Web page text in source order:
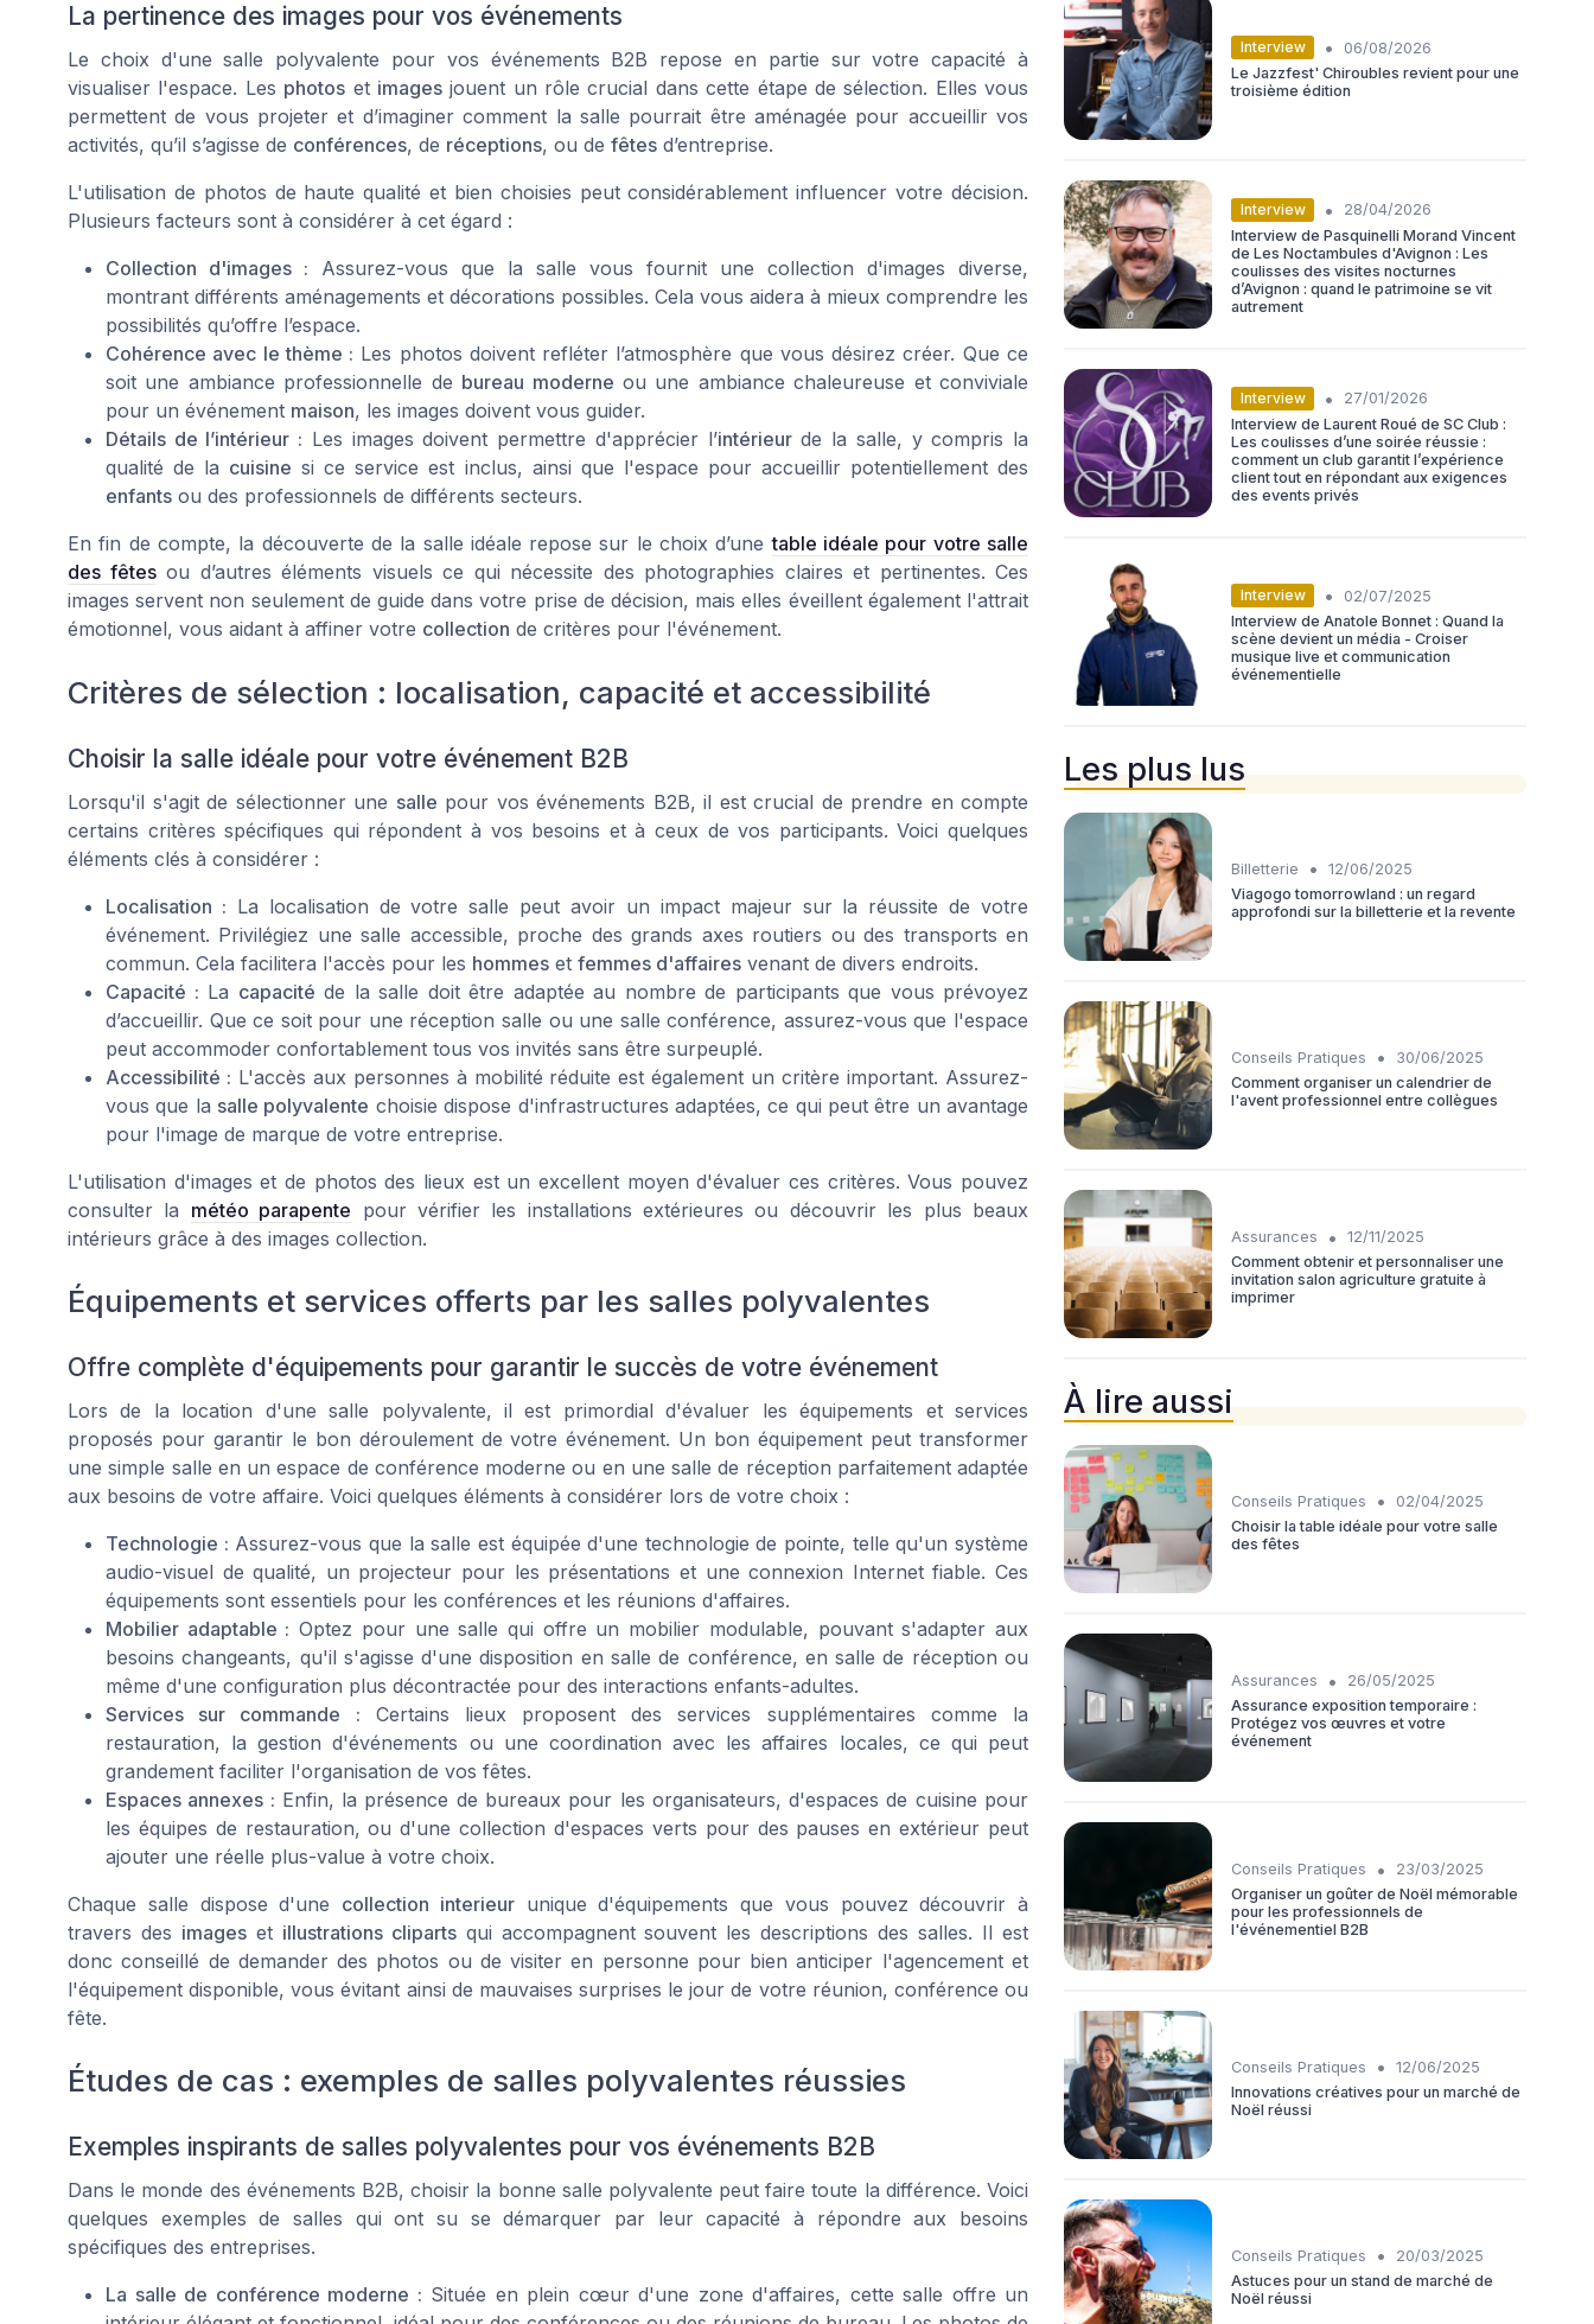
La pertinence des images pour vos événements
Le choix d'une salle polyvalente pour vos événements B2B repose en partie sur votre capacité à
visualiser l'espace. Les photos et imagesjouent un rôle crucial dans cette étape de sélection. Elles vous
permettent de vous projeter et d’imaginer comment la salle pourrait être aménagée pour accueillir vos
activités, qu’il s’agisse de conférences, de réceptions, ou de fêtes d’entreprise.
L'utilisation de photos de haute qualité et bien choisies peut considérablement influencer votre décision.
Plusieurs facteurs sont à considérer à cet égard :
Collection d'images : Assurez-vous que la salle vous fournit une collection d'images diverse,
montrant différents aménagements et décorations possibles. Cela vous aidera à mieux comprendre les
possibilités qu’offre l’espace.
Cohérence avec le thème : Les photos doivent refléter l’atmosphère que vous désirez créer. Que ce
soit une ambiance professionnelle de bureau moderne ou une ambiance chaleureuse et conviviale
pour un événement maison, les images doivent vous guider.
Détails de l’intérieur : Les images doivent permettre d'apprécier l’intérieurde la salle, y compris la
qualité de la cuisine si ce service est inclus, ainsi que l'espace pour accueillir potentiellement des
enfants ou des professionnels de différents secteurs.
En fin de compte, la découverte de la salle idéale repose sur le choix d’unetable idéale pour votre salle
des fêtesou d’autres éléments visuels ce qui nécessite des photographies claires et pertinentes. Ces
images servent non seulement de guide dans votre prise de décision, mais elles éveillent également l'attrait
émotionnel, vous aidant à affiner votre collection de critères pour l'événement.
Critères de sélection : localisation, capacité et accessibilité
Choisir la salle idéale pour votre événement B2B
Lorsqu'il s'agit de sélectionner une salle pour vos événements B2B, il est crucial de prendre en compte
certains critères spécifiques qui répondent à vos besoins et à ceux de vos participants. Voici quelques
éléments clés à considérer :
Localisation : La localisation de votre salle peut avoir un impact majeur sur la réussite de votre
événement. Privilégiez une salle accessible, proche des grands axes routiers ou des transports en
commun. Cela facilitera l'accès pour les hommes et femmes d'affaires venant de divers endroits.
Capacité : La capacité de la salle doit être adaptée au nombre de participants que vous prévoyez
d’accueillir. Que ce soit pour une réception salle ou une salle conférence, assurez-vous que l'espace
peut accommoder confortablement tous vos invités sans être surpeuplé.
Accessibilité : L'accès aux personnes à mobilité réduite est également un critère important. Assurez-
vous que la salle polyvalente choisie dispose d'infrastructures adaptées, ce qui peut être un avantage
pour l'image de marque de votre entreprise.
L'utilisation d'images et de photos des lieux est un excellent moyen d'évaluer ces critères. Vous pouvez
consulter la météo parapente pour vérifier les installations extérieures ou découvrir les plus beaux
intérieurs grâce à des images collection.
Équipements et services offerts par les salles polyvalentes
Offre complète d'équipements pour garantir le succès de votre événement
Lors de la location d'une salle polyvalente, il est primordial d'évaluer les équipements et services
proposés pour garantir le bon déroulement de votre événement. Un bon équipement peut transformer
une simple salle en un espace de conférence moderne ou en une salle de réception parfaitement adaptée
aux besoins de votre affaire. Voici quelques éléments à considérer lors de votre choix :
Technologie : Assurez-vous que la salle est équipée d'une technologie de pointe, telle qu'un système
audio-visuel de qualité, un projecteur pour les présentations et une connexion Internet fiable. Ces
équipements sont essentiels pour les conférences et les réunions d'affaires.
Mobilier adaptable : Optez pour une salle qui offre un mobilier modulable, pouvant s'adapter aux
besoins changeants, qu'il s'agisse d'une disposition en salle de conférence, en salle de réception ou
même d'une configuration plus décontractée pour des interactions enfants-adultes.
Services sur commande : Certains lieux proposent des services supplémentaires comme la
restauration, la gestion d'événements ou une coordination avec les affaires locales, ce qui peut
grandement faciliter l'organisation de vos fêtes.
Espaces annexes : Enfin, la présence de bureaux pour les organisateurs, d'espaces de cuisine pour
les équipes de restauration, ou d'une collection d'espaces verts pour des pauses en extérieur peut
ajouter une réelle plus-value à votre choix.
Chaque salle dispose d'une collection interieurunique d'équipements que vous pouvez découvrir à
travers des imageset illustrations clipartsqui accompagnent souvent les descriptions des salles. Il est
donc conseillé de demander des photos ou de visiter en personne pour bien anticiper l'agencement et
l'équipement disponible, vous évitant ainsi de mauvaises surprises le jour de votre réunion, conférence ou
fête.
Études de cas : exemples de salles polyvalentes réussies
Exemples inspirants de salles polyvalentes pour vos événements B2B
Dans le monde des événements B2B, choisir la bonne salle polyvalente peut faire toute la différence. Voici
quelques exemples de salles qui ont su se démarquer par leur capacité à répondre aux besoins
spécifiques des entreprises.
La salle de conférence moderne : Située en plein cœur d'une zone d'affaires, cette salle offre un
Interview •
06/08/2026
Le Jazzfest' Chiroubles revient pour une
troisième édition
Interview •
28/04/2026
Interview de Pasquinelli Morand Vincent
de Les Noctambules d'Avignon : Les
coulisses des visites nocturnes
d’Avignon : quand le patrimoine se vit
autrement
Interview •
27/01/2026
Interview de Laurent Roué de SC Club :
Les coulisses d’une soirée réussie :
comment un club garantit l’expérience
client tout en répondant aux exigences
des events privés
Interview •
02/07/2025
Interview de Anatole Bonnet : Quand la
scène devient un média - Croiser
musique live et communication
événementielle
Les plus lus
Billetterie •
12/06/2025
Viagogo tomorrowland : un regard
approfondi sur la billetterie et la revente
Conseils Pratiques •
30/06/2025
Comment organiser un calendrier de
l'avent professionnel entre collègues
Assurances •
12/11/2025
Comment obtenir et personnaliser une
invitation salon agriculture gratuite à
imprimer
À lire aussi
Conseils Pratiques •
02/04/2025
Choisir la table idéale pour votre salle
des fêtes
Assurances •
26/05/2025
Assurance exposition temporaire :
Protégez vos œuvres et votre
événement
Conseils Pratiques •
23/03/2025
Organiser un goûter de Noël mémorable
pour les professionnels de
l'événementiel B2B
Conseils Pratiques •
12/06/2025
Innovations créatives pour un marché de
Noël réussi
Conseils Pratiques •
20/03/2025
Astuces pour un stand de marché de
Noël réussi